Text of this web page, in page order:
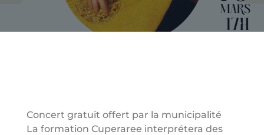
Concert gratuit offert par la municipalité
La formation Cuperaree interprétera des